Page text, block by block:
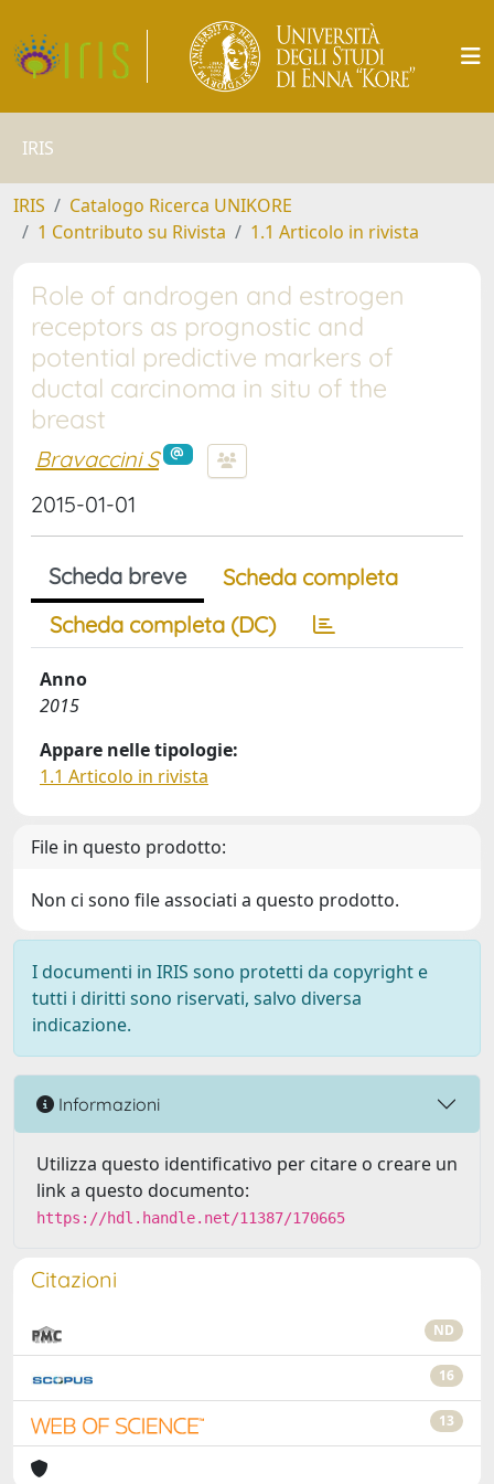
IRIS
IRIS
Catalogo Ricerca UNIKORE
1 Contributo su Rivista
1.1 Articolo in rivista
Role of androgen and estrogen
receptors as prognostic and
potential predictive markers of
ductal carcinoma in situ of the
breast
Bravaccini S
2015-01-01
Scheda breve
Scheda completa
Scheda completa (DC)
Anno
2015
Appare nelle tipologie:
1.1 Articolo in rivista
File in questo prodotto:
Non ci sono file associati a questo prodotto.
I documenti in IRIS sono protetti da copyright e
tutti i diritti sono riservati, salvo diversa
indicazione.
Informazioni
Utilizza questo identificativo per citare o creare un
link a questo documento:
https://hdl.handle.net/11387/170665
Citazioni
ND
16
13